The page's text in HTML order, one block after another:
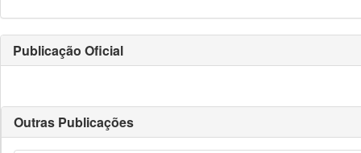
Publicação Oficial
Outras Publicações